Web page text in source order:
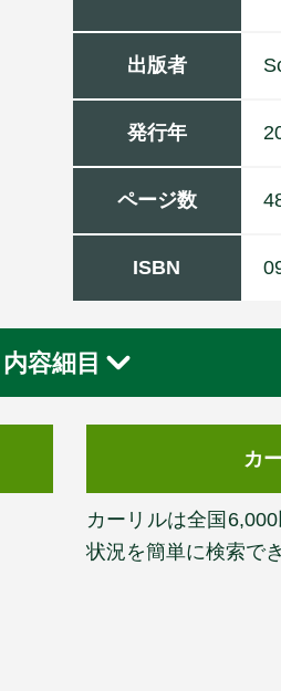
出版者 S
発行年
ページ数
ISBN
内容細目
カ
カーリルは全国
状況を簡単に検索で